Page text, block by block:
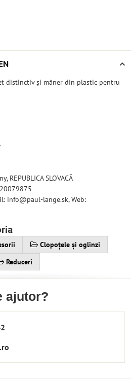
distinctiv și mâner din plastic pentru
REPUBLICA SLOVACĂ
info@paul-lange.sk, Web:
Clopoțele și oglinzi
Reduceri
ajutor?